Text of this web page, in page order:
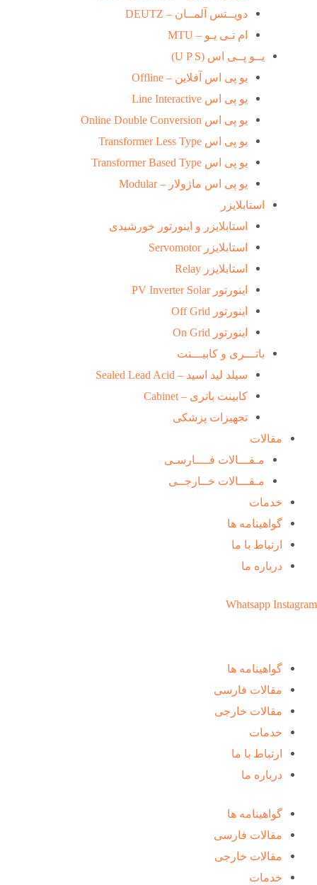
دویــتس آلمــان – DEUTZ
ام تـی یـو – MTU
یــو پــی اس (U P S)
یو پی اس آفلاین – Offline
یو پی اس Line Interactive
یو پی اس Online Double Conversion
یو پی اس Transformer Less Type
یو پی اس Transformer Based Type
یو پی اس ماژولار – Modular
استابلایزر
استابلایزر و اینورتور خورشیدی
استابلایزر Servomotor
استابلایزر Relay
اینورتور PV Inverter Solar
اینورتور Off Grid
اینورتور On Grid
باتـــری و کابیـــنت
سیلد لید اسید – Sealed Lead Acid
کابینت باتری – Cabinet
تجهیزات پزشکی
مقالات
مـقـــالات فــــارسـی
مـقـــالات خــارجــی
خدمات
گواهینامه ها
ارتباط با ما
درباره ما
Whatsapp Instagram
گواهینامه ها
مقالات فارسی
مقالات خارجی
خدمات
ارتباط با ما
درباره ما
گواهینامه ها
مقالات فارسی
مقالات خارجی
خدمات